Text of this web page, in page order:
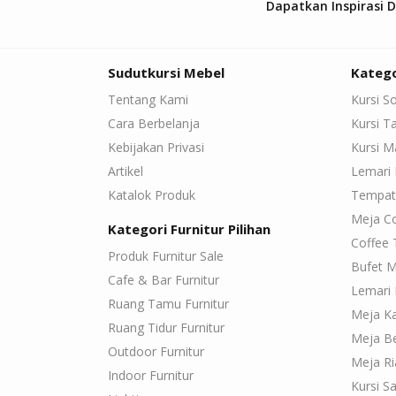
Dapatkan Inspirasi
Sudutkursi Mebel
Tentang Kami
Cara Berbelanja
Kebijakan Privasi
Artikel
Katalok Produk
Kategori Furnitur Pilihan
Produk Furnitur Sale
Cafe & Bar Furnitur
Ruang Tamu Furnitur
Ruang Tidur Furnitur
Outdoor Furnitur
Indoor Furnitur
Kursi
Kursi
Kursi
Lemari
Meja
Coffee
Bufet
Lemari
Meja
Meja
Meja
Kursi